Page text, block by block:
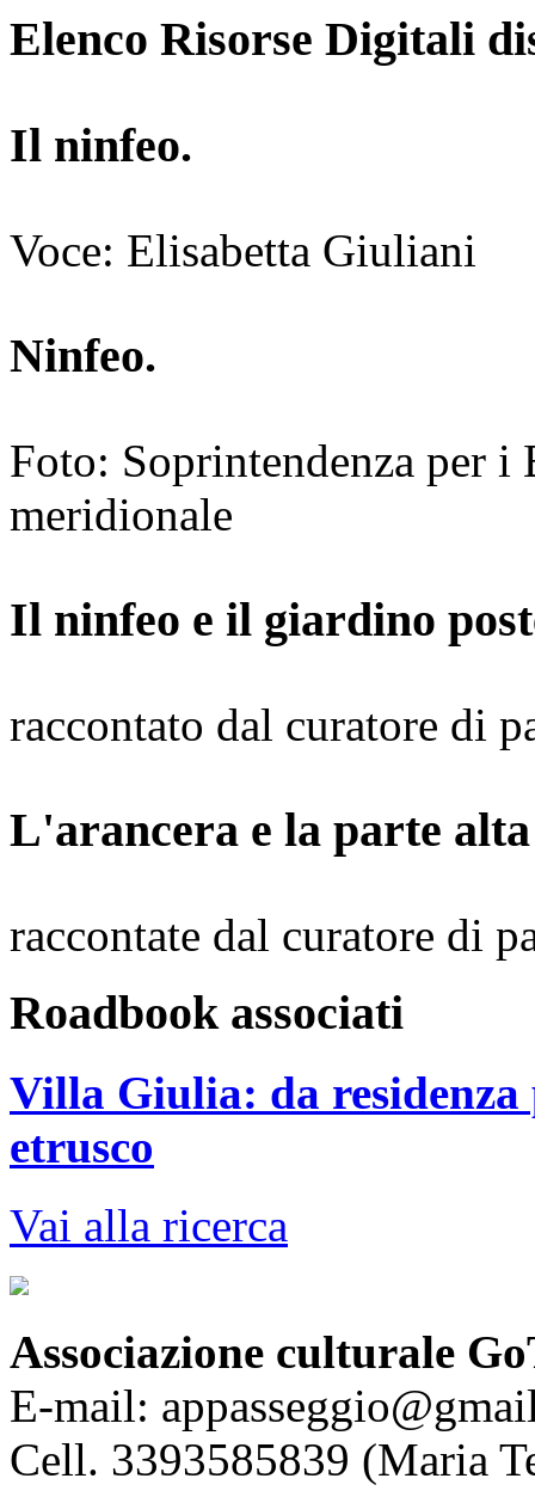
Elenco Risorse Digitali
Il ninfeo.
Voce: Elisabetta Giuliani
Ninfeo.
Foto: Soprintendenza per
meridionale
Il ninfeo e il giardino
raccontato dal curatore di
L'arancera e la parte alta
raccontate dal curatore di
Roadbook associati
Villa Giulia: da residenza
etrusco
Vai alla ricerca
Associazione culturale
E-mail:
Cell. 3393585839 (Maria